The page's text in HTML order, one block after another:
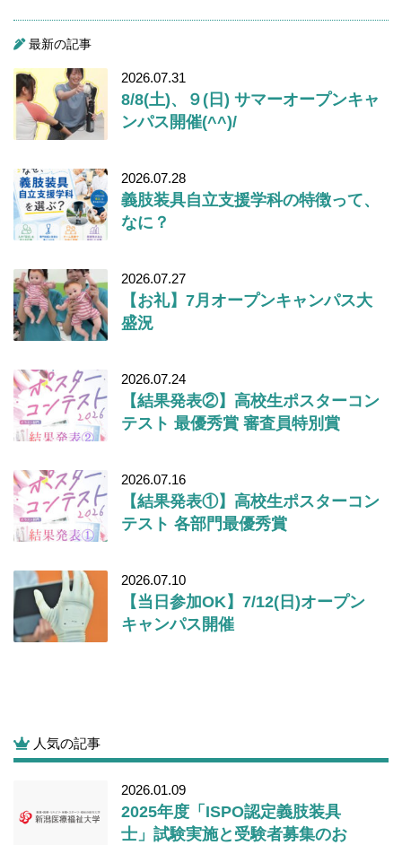
最新の記事
2026.07.31
8/8(土)、９(日) サマーオープンキャ
ンパス開催(^^)/
2026.07.28
義肢装具自立支援学科の特徴って、
なに？
2026.07.27
【お礼】7月オープンキャンパス大
盛況
2026.07.24
【結果発表②】高校生ポスターコン
テスト 最優秀賞 審査員特別賞
2026.07.16
【結果発表①】高校生ポスターコン
テスト 各部門最優秀賞
2026.07.10
【当日参加OK】7/12(日)オープン
キャンパス開催
人気の記事
2026.01.09
2025年度「ISPO認定義肢装具
士」試験実施と受験者募集のお